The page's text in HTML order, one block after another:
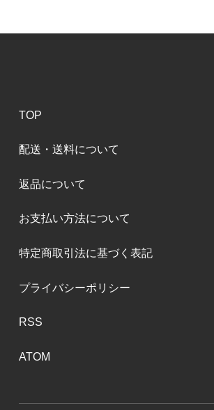
TOP
配送・送料について
返品について
お支払い方法について
特定商取引法に基づく表記
プライバシーポリシー
RSS
ATOM